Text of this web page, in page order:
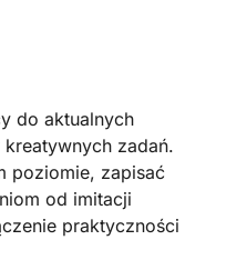
do aktualnych
zadań.
poziomie, zapisać
od imitacji
praktyczności